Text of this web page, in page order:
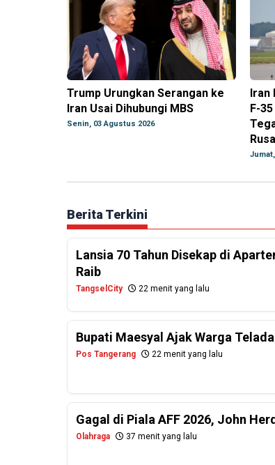
Trump Urungkan Serangan ke
Iran Usai Dihubungi MBS
Senin, 03 Agustus 2026
F-
Berita Terkini
Lansia 70 Tahun Disekap di
Raib
TangselCity 22 menit yang lalu
Bupati Maesyal Ajak Warga
Pos Tangerang 22 menit yang lalu
Gagal di Piala AFF 2026, John
Olahraga 37 menit yang lalu